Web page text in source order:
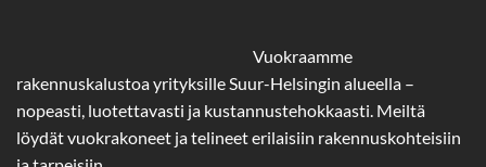
Vuokraamme
rakennuskalustoa yrityksille Suur-Helsingin alueella –
nopeasti, luotettavasti ja kustannustehokkaasti. Meiltä
löydät vuokrakoneet ja telineet erilaisiin rakennuskohteisiin